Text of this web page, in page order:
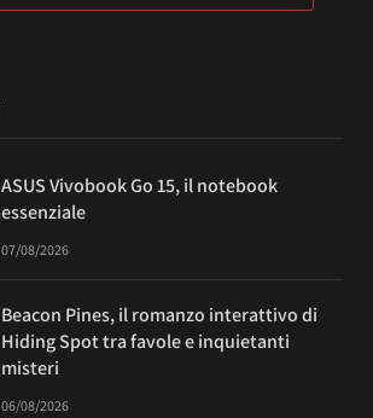
ASUS Vivobook Go 15, il notebook
essenziale
07/08/2026
Beacon Pines, il romanzo interattivo di
Hiding Spot tra favole e inquietanti
misteri
06/08/2026